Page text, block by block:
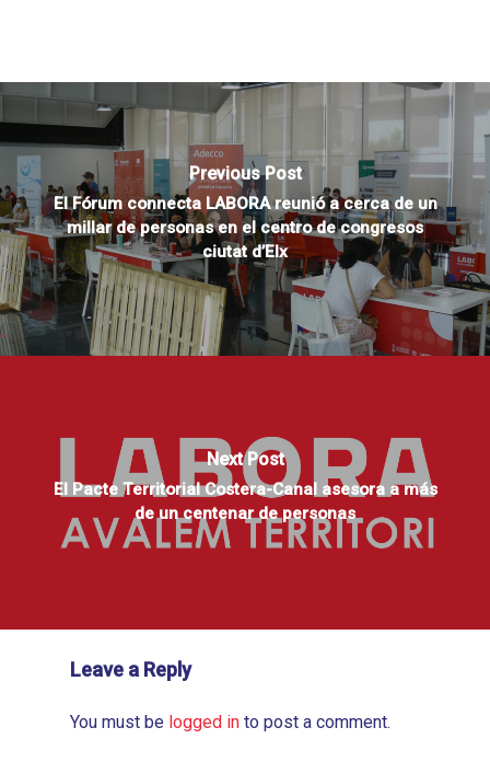
Previous Post
El Fórum connecta LABORA reunió a cerca de un
millar de personas en el centro de congresos
ciutat d’Elx
Next Post
El Pacte Territorial Costera-Canal asesora a más
de un centenar de personas
Leave a Reply
You must be logged in to post a comment.